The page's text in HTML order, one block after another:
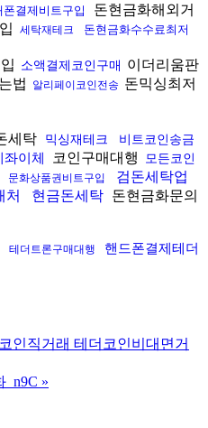
폰결제비트구입
돈현금화해외거
세탁재테크
돈현금화수수료최저
소액결제코인구매
이더리움판
법 알리페이코인전송 돈믹싱최저
세탁 믹싱재테크
비트코인송금
이체 코인구매대행
모든코인
문화상품권비트구입
검돈세탁업
처 현금돈세탁 돈현금화문의
테더트론구매대행
핸드폰결제테더
인직거래 테더코인비대면거
_n9C »